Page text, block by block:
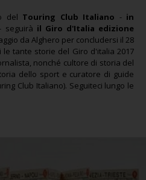
del Touring Club Italiano - in
- seguirà il Giro d'Italia edizione
da Alghero per concludersi il 28
le tante storie del Giro d'italia 2017
nonché cultore di storia del
dello sport e curatore di guide
Club Italiano). Seguiteci lungo le